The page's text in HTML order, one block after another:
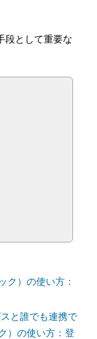
段として重要な
ク）の使い方：
と誰でも連携で
）の使い方：登